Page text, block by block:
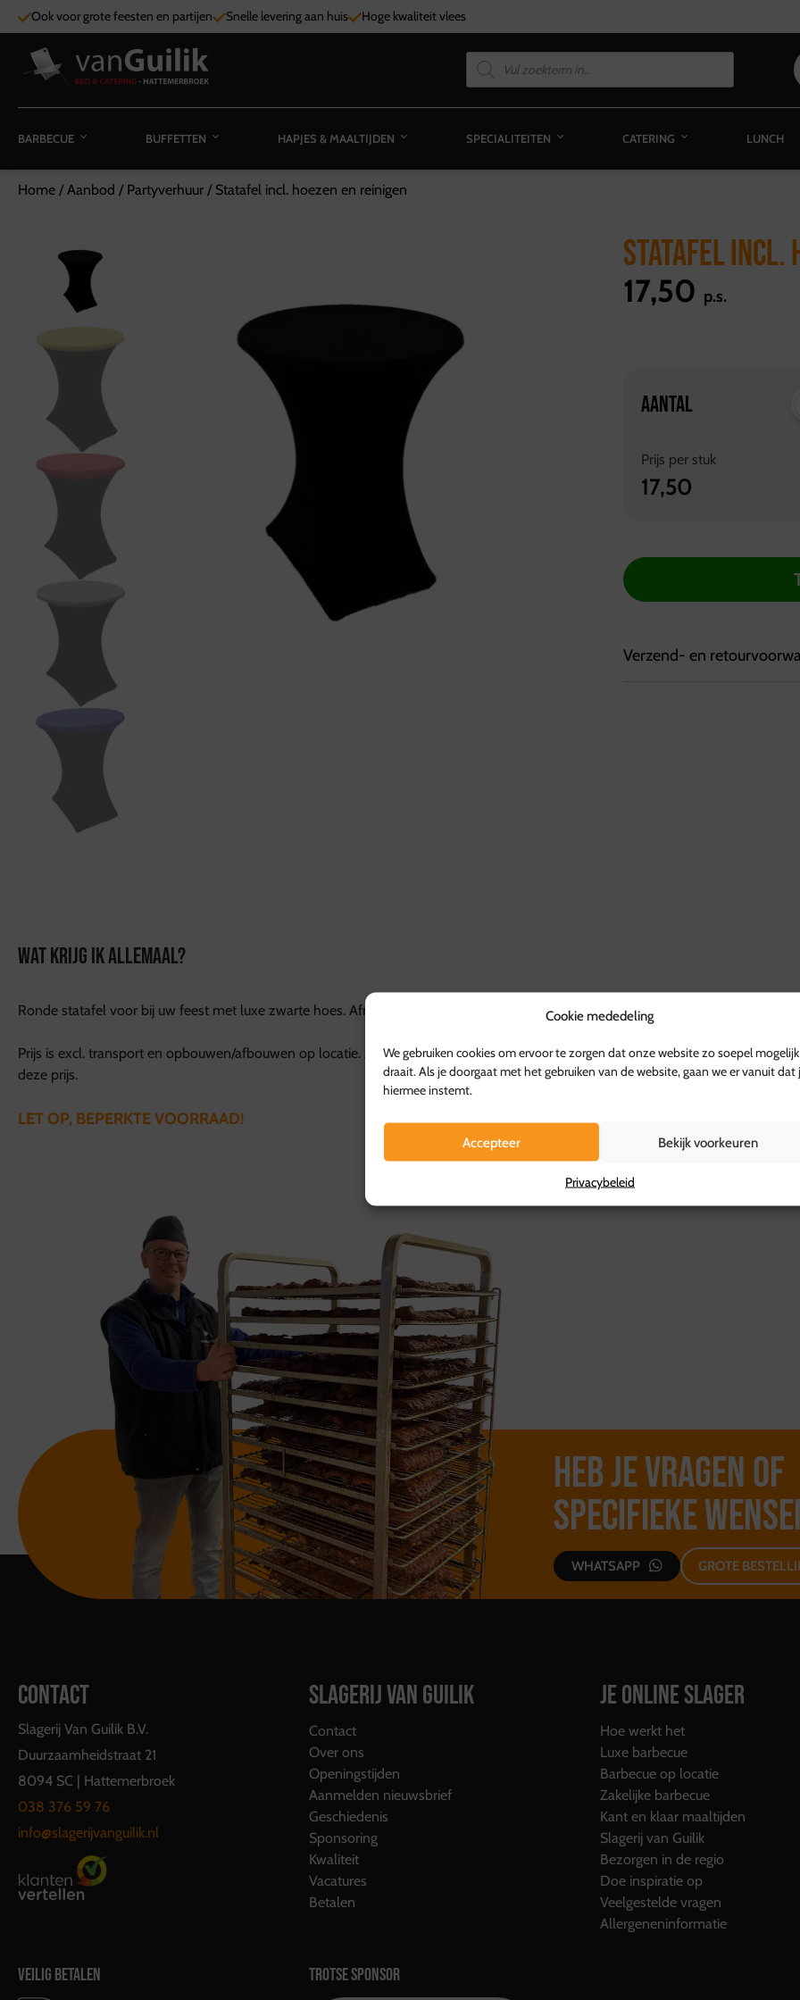
Cookie mededeling
We gebruiken cookies om ervoor te zorgen dat onze website zo soepel mogelijk
draait. Als je doorgaat met het gebruiken van de website, gaan we er vanuit dat
hiermee instemt.
Accepteer Bekijk voorkeuren
Privacybeleid
Ook voor grote feesten en partijen Snelle levering aan huis Hoge kwaliteit vlees
BARBECUE BUFFETTEN HAPJES & MAALTIJDEN SPECIALITEITEN CATERING LUNCH
Home /Aanbod / Partyverhuur / Statafel incl. hoezen en reinigen
WAT KRIJG IK ALLEMAAL?
Ronde statafel voor bij uw feest met luxe zwarte hoes. Afmeting: Ø 85 cm.
Prijs is excl. transport en opbouwen/afbouwen op locatie. Afhalen in Hattemerbroek voor
deze prijs.
LET OP, BEPERKTE VOORRAAD!
STATAFEL INCL.
17,50 p.s.
AANTAL
Prijs per stuk
17,50
Verzend- en
Heb je vragen of
specifieke
WHATSAPP GROTE
CONTACT
Slagerij Van Guilik B.V.
Duurzaamheidstraat 21
8094 SC | Hattemerbroek
038 376 59 76
info@slagerijvanguilik.nl
SLAGERIJ VAN GUILIK
Contact
Over ons
Openingstijden
Aanmelden nieuwsbrief
Geschiedenis
Sponsoring
Kwaliteit
Vacatures
Betalen
JE ONLINE SLAGER
Hoe werkt het
Luxe barbecue
Barbecue op locatie
Zakelijke barbecue
Kant en klaar maaltijden
Slagerij van Guilik
Bezorgen in de regio
Doe inspiratie op
Veelgestelde vragen
Allergeneninformatie
VEILIG BETALEN TROTSE SPONSOR